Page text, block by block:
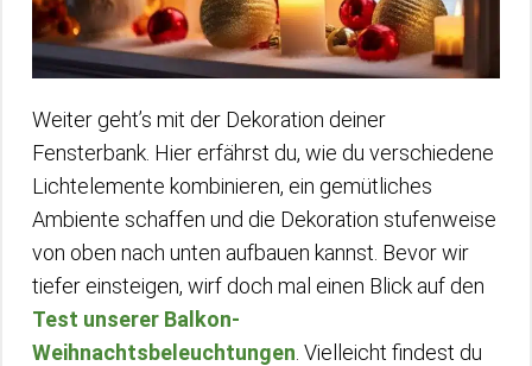
Weiter geht’s mit der Dekoration deiner
Fensterbank. Hier erfährst du, wie du verschiedene
Lichtelemente kombinieren, ein gemütliches
Ambiente schaffen und die Dekoration stufenweise
von oben nach unten aufbauen kannst. Bevor wir
tiefer einsteigen, wirf doch mal einen Blick auf den
Test unserer Balkon-
Weihnachtsbeleuchtungen . Vielleicht findest du